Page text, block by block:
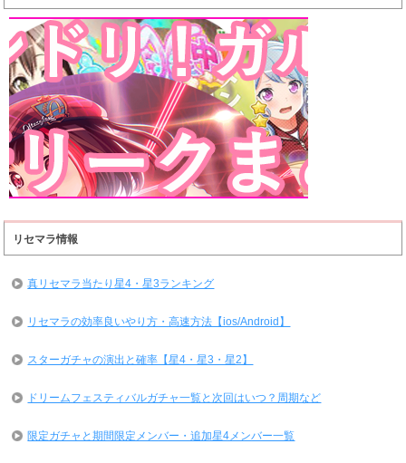
リセマラ情報
真リセマラ当たり星4・星3ランキング
リセマラの効率良いやり方・高速方法【ios/Android】
スターガチャの演出と確率【星4・星3・星2】
ドリームフェスティバルガチャ一覧と次回はいつ？周期など
限定ガチャと期間限定メンバー・追加星4メンバー一覧